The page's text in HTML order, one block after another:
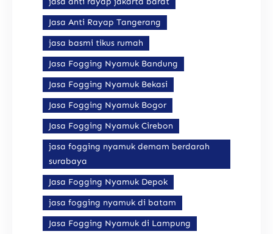
Jasa Anti Rayap Tangerang
jasa basmi tikus rumah
Jasa Fogging Nyamuk Bandung
Jasa Fogging Nyamuk Bekasi
Jasa Fogging Nyamuk Bogor
Jasa Fogging Nyamuk Cirebon
jasa fogging nyamuk demam berdarah
surabaya
Jasa Fogging Nyamuk Depok
jasa fogging nyamuk di batam
Jasa Fogging Nyamuk di Lampung